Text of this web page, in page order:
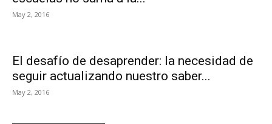
May 2, 2016
El desafío de desaprender: la necesidad de
seguir actualizando nuestro saber...
May 2, 2016